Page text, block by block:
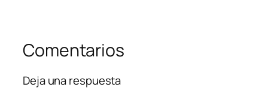
Comentarios
Deja una respuesta